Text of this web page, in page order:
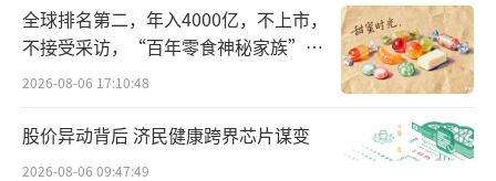
30亿美元，可灵AI要独立
2024年6月6日，可灵开始接受用户申请。
4天后，快手首次通过官方渠道介绍这款自研视
频生成模型：它可以根据文字生成最长两分
全球排名第二，年入4000亿，不上市，
不接受采访，“百年零食神秘家族”浮
出水面？
2026-08-06 17:10:48
股价异动背后 济民健康跨界芯片谋变
2026-08-06 09:47:49